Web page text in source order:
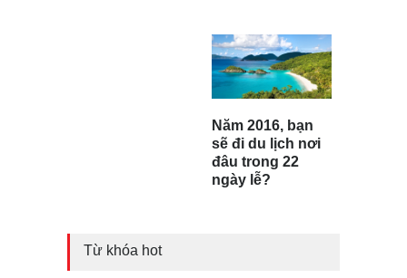
Năm 2016, bạn
sẽ đi du lịch nơi
đâu trong 22
ngày lễ?
Từ khóa hot